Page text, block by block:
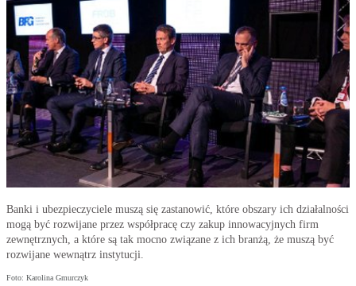
Banki i ubezpieczyciele muszą się zastanowić, które obszary ich działalności
mogą być rozwijane przez współpracę czy zakup innowacyjnych firm
zewnętrznych, a które są tak mocno związane z ich branżą, że muszą być
rozwijane wewnątrz instytucji.
Foto: Karolina Gmurczyk